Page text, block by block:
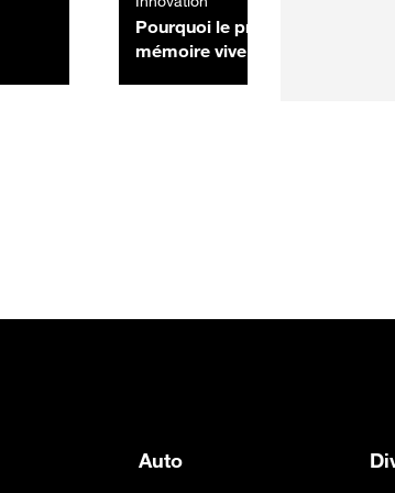
Pourquoi le prix de la
mémoire vive s’envole : la
Auto